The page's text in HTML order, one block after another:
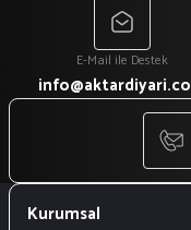
E-Mail ile Destek
Kurumsal